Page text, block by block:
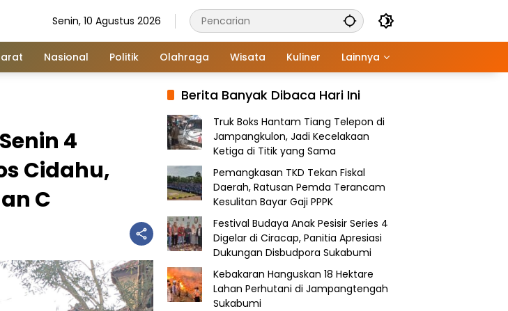
Senin, 10 Agustus 2026
Nasional Politik Olahraga Wisata Kuliner Lainnya
4
Cidahu,
C
Berita Banyak Dibaca Hari Ini
Truk Boks Hantam Tiang Telepon di
Jampangkulon, Jadi Kecelakaan
Ketiga di Titik yang Sama
Pemangkasan TKD Tekan Fiskal
Daerah, Ratusan Pemda Terancam
Kesulitan Bayar Gaji PPPK
Festival Budaya Anak Pesisir Series 4
Digelar di Ciracap, Panitia Apresiasi
Dukungan Disbudpora Sukabumi
Kebakaran Hanguskan 18 Hektare
Lahan Perhutani di Jampangtengah
Sukabumi